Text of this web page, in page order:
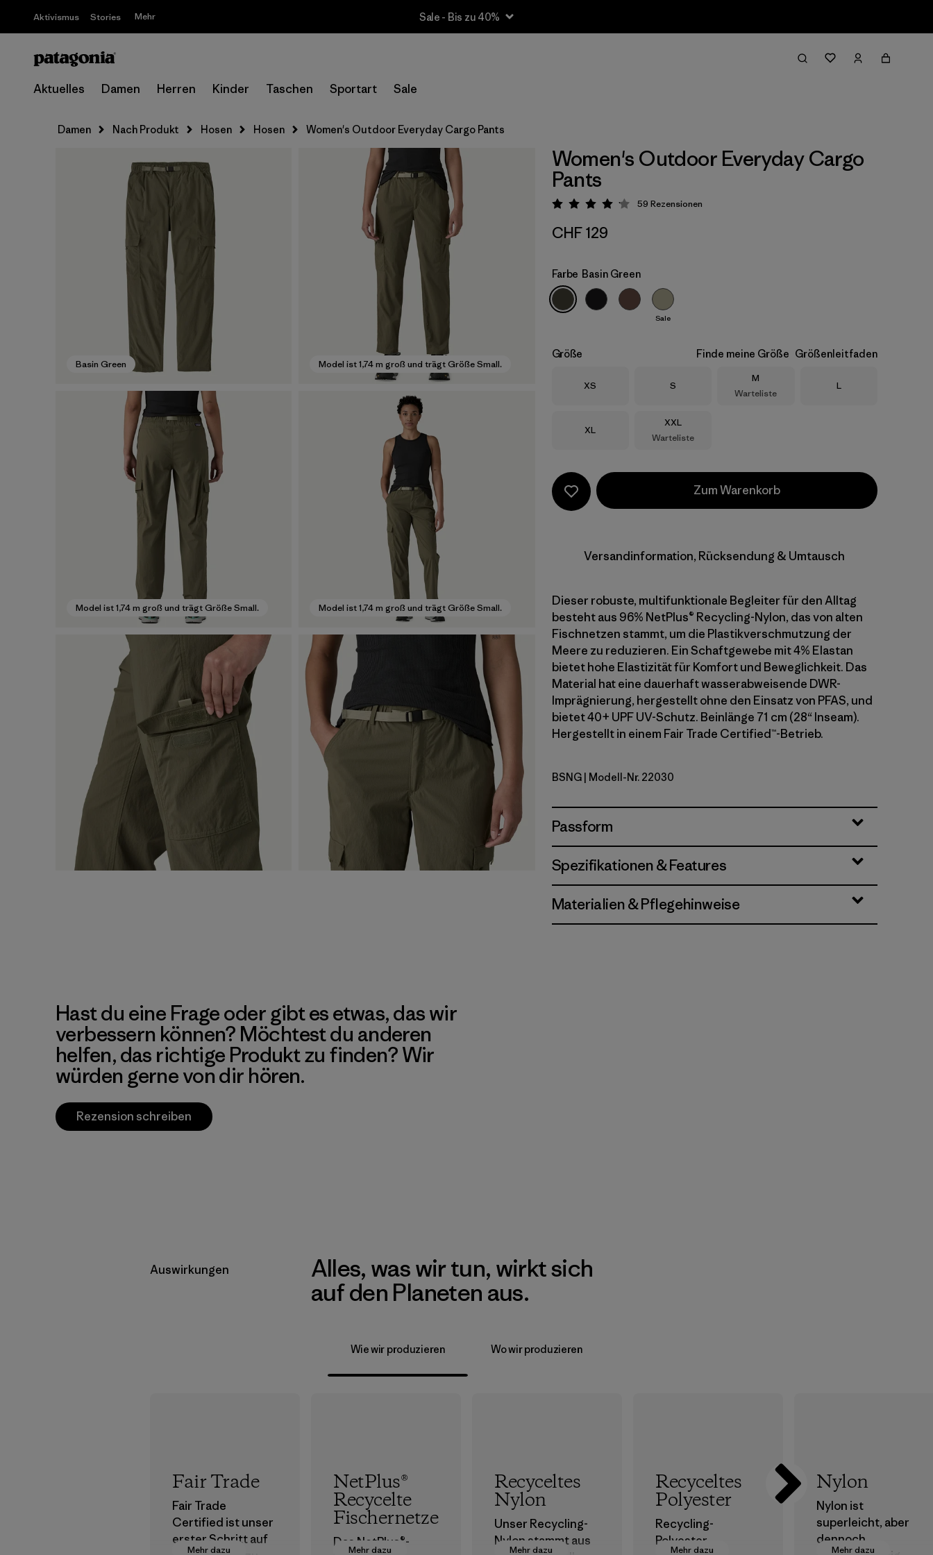
Aktivismus Stories Mehr Sale - Bis zu 40%
Aktuelles Damen Herren Kinder Taschen Sportart Sale
Damen Nach Produkt Hosen Hosen Women's Outdoor Everyday Cargo Pants
Basin Green Model ist 1,74 m groß und trägt Größe Small.
Model ist 1,74 m groß und trägt Größe Small. Model ist 1,74 m groß und trägt Größe Small.
Women's Outdoor Everyday Cargo
Pants
Bewertung: 4.2 / 5
59 Rezensionen
CHF 129
Farbe Basin Green
Sale
Größe Finde meine Größe Größenleitfaden
Größe
XS Größe
S
Größe
M
Warteliste
Größe
L
Größe
XL
Größe
XXL
Warteliste
Zum Warenkorb
Versandinformation, Rücksendung & Umtausch
Dieser robuste, multifunktionale Begleiter für den Alltag
besteht aus 96% NetPlus® Recycling-Nylon, das von alten
Fischnetzen stammt, um die Plastikverschmutzung der
Meere zu reduzieren. Ein Schaftgewebe mit 4% Elastan
bietet hohe Elastizität für Komfort und Beweglichkeit. Das
Material hat eine dauerhaft wasserabweisende DWR-
Imprägnierung, hergestellt ohne den Einsatz von PFAS, und
bietet 40+ UPF UV-Schutz. Beinlänge 71 cm (28“ Inseam).
Hergestellt in einem Fair Trade Certified™-Betrieb.
Basin Green
BSNG | Modell-Nr. 22030
Passform
Spezifikationen & Features
Materialien & Pflegehinweise
Hast du eine Frage oder gibt es etwas, das wir
verbessern können? Möchtest du anderen
helfen, das richtige Produkt zu finden? Wir
würden gerne von dir hören.
Rezension schreiben
Auswirkungen
Alles, was wir tun, wirkt sich
auf den Planeten aus.
Wie wir produzieren Wo wir produzieren
Mehr dazu
Fair Trade
Fair Trade
Certified ist unser
erster Schritt auf
Mehr dazu
NetPlus®
Recycelte
Fischernetze
Das NetPlus®-
Mehr dazu
Recyceltes
Nylon
Unser Recycling-
Nylon stammt aus
Mehr dazu
Recyceltes
Polyester
Recycling-
Polyester
Mehr dazu
Nylon
Nylon ist
superleicht, aber
dennoch